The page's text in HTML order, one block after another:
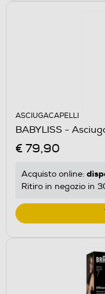
ASCIUGACAPELLI
BABYLISS -
€ 79,90
Acquisto online:
Ritiro in negozio in